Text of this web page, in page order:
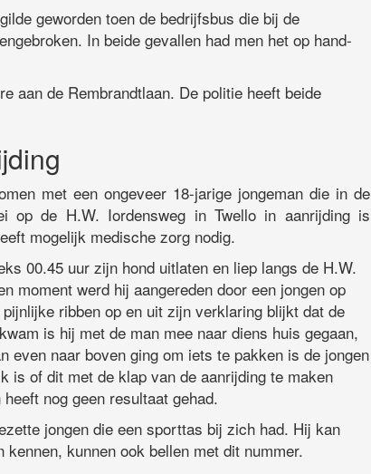
geworden toen de bedrijfsbus die bij de
In beide gevallen had men het op hand-
aan de Rembrandtlaan. De politie heeft beide
met een ongeveer 18-jarige jongeman die in de
op de H.W. Iordensweg in Twello in aanrijding is
mogelijk medische zorg nodig.
00.45 uur zijn hond uitlaten en liep langs de H.W.
moment werd hij aangereden door een jongen op
ribben op en uit zijn verklaring blijkt dat de
is hij met de man mee naar diens huis gegaan,
even naar boven ging om iets te pakken is de jongen
is of dit met de klap van de aanrijding te maken
nog geen resultaat gehad.
jongen die een sporttas bij zich had. Hij kan
kunnen ook bellen met dit nummer.